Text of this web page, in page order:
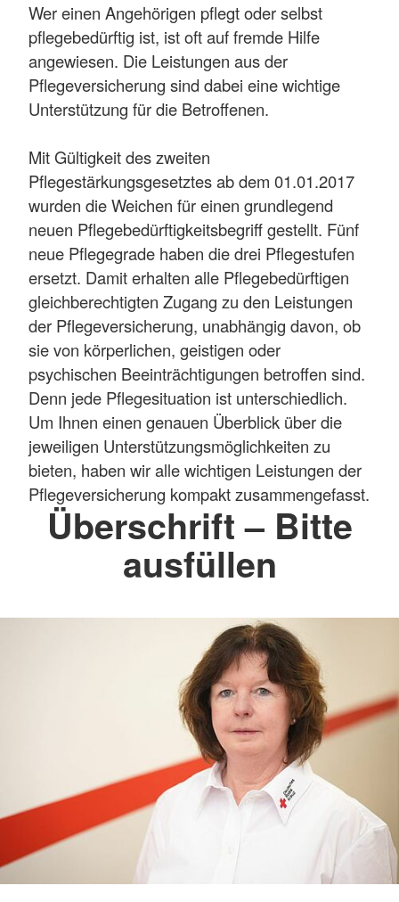
Wer einen Angehörigen pflegt oder selbst
pflegebedürftig ist, ist oft auf fremde Hilfe
angewiesen. Die Leistungen aus der
Pflegeversicherung sind dabei eine wichtige
Unterstützung für die Betroffenen.
Mit Gültigkeit des zweiten
Pflegestärkungsgesetztes ab dem 01.01.2017
wurden die Weichen für einen grundlegend
neuen Pflegebedürftigkeitsbegriff gestellt. Fünf
neue Pflegegrade haben die drei Pflegestufen
ersetzt. Damit erhalten alle Pflegebedürftigen
gleichberechtigten Zugang zu den Leistungen
der Pflegeversicherung, unabhängig davon, ob
sie von körperlichen, geistigen oder
psychischen Beeinträchtigungen betroffen sind.
Denn jede Pflegesituation ist unterschiedlich.
Um Ihnen einen genauen Überblick über die
jeweiligen Unterstützungsmöglichkeiten zu
bieten, haben wir alle wichtigen Leistungen der
Pflegeversicherung kompakt zusammengefasst.
Überschrift – Bitte
ausfüllen